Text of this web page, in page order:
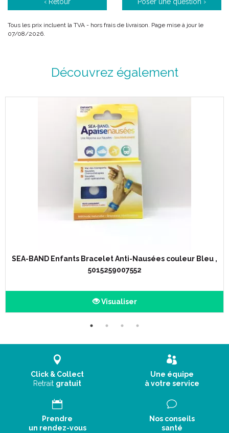
Tous les prix incluent la TVA - hors frais de livraison. Page mise à jour le
07/08/2026.
Découvrez également
SEA-BAND Enfants Bracelet Anti-Nausées couleur Bleu ,
5015259007552
Visualiser
Click & Collect
Retrait gratuit
Une équipe
à votre service
Prendre
un rendez-vous
Nos conseils
santé